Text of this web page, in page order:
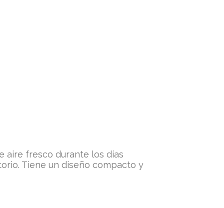
aire fresco durante los días
Tiene un diseño compacto y